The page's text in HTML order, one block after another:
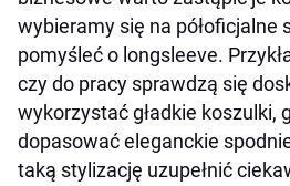
wybieramy się na półoficjalne
pomyśleć o longsleeve.
czy do pracy sprawdzą się
wykorzystać gładkie koszulki,
dopasować eleganckie
taką stylizację uzupełnić